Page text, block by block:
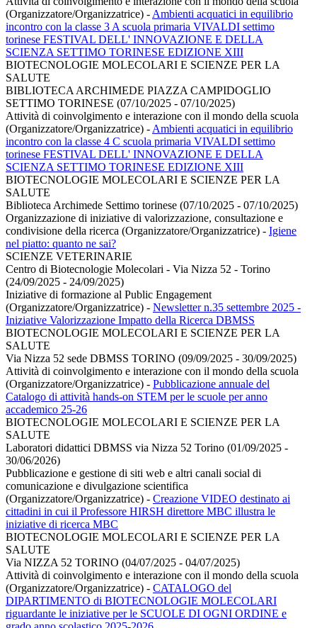
(Organizzatore/Organizzatrice) - Ambienti acquatici in equilibrio
incontro con la classe 3 A scuola primaria VIVALDI settimo
torinese FESTIVAL DELL' INNOVAZIONE E DELLA
SCIENZA SETTIMO TORINESE EDIZIONE XIII
BIOTECNOLOGIE MOLECOLARI E SCIENZE PER LA
SALUTE
BIBLIOTECA ARCHIMEDE PIAZZA CAMPIDOGLIO
SETTIMO TORINESE (07/10/2025 - 07/10/2025)
Attività di coinvolgimento e interazione con il mondo della scuola
(Organizzatore/Organizzatrice) - Ambienti acquatici in equilibrio
incontro con la classe 4 C scuola primaria VIVALDI settimo
torinese FESTIVAL DELL' INNOVAZIONE E DELLA
SCIENZA SETTIMO TORINESE EDIZIONE XIII
BIOTECNOLOGIE MOLECOLARI E SCIENZE PER LA
SALUTE
Biblioteca Archimede Settimo torinese (07/10/2025 - 07/10/2025)
Organizzazione di iniziative di valorizzazione, consultazione e
condivisione della ricerca (Organizzatore/Organizzatrice) - Igiene
nel piatto: quanto ne sai?
SCIENZE VETERINARIE
Centro di Biotecnologie Molecolari - Via Nizza 52 - Torino
(24/09/2025 - 24/09/2025)
Iniziative di formazione al Public Engagement
(Organizzatore/Organizzatrice) - Newsletter n.35 settembre 2025 -
Iniziative Valorizzazione Impatto della Ricerca DBMSS
BIOTECNOLOGIE MOLECOLARI E SCIENZE PER LA
SALUTE
Via Nizza 52 sede DBMSS TORINO (09/09/2025 - 30/09/2025)
Attività di coinvolgimento e interazione con il mondo della scuola
(Organizzatore/Organizzatrice) - Pubblicazione annuale del
Catalogo di attività hands-on STEM per le scuole per anno
accademico 25-26
BIOTECNOLOGIE MOLECOLARI E SCIENZE PER LA
SALUTE
Laboratori didattici DBMSS via Nizza 52 Torino (01/09/2025 -
30/06/2026)
Pubblicazione e gestione di siti web e altri canali social di
comunicazione e divulgazione scientifica
(Organizzatore/Organizzatrice) - Creazione VIDEO destinato ai
cittadini in cui il Professore HIRSH direttore MBC illustra le
iniziative di ricerca MBC
BIOTECNOLOGIE MOLECOLARI E SCIENZE PER LA
SALUTE
Via NIZZA 52 TORINO (04/07/2025 - 04/07/2025)
Attività di coinvolgimento e interazione con il mondo della scuola
(Organizzatore/Organizzatrice) - CATALOGO del
DIPARTIMENTO di BIOTECNOLOGIE MOLECOLARI
riguardante le iniziative per le SCUOLE DI OGNI ORDINE e